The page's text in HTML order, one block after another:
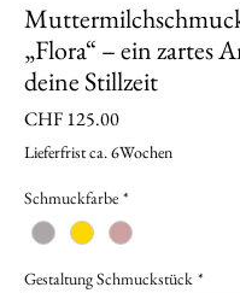
„Flora“ – ein zartes
deine Stillzeit
CHF 125.00Preis
Lieferfrist ca. 6Wochen
Schmuckfarbe *
Gestaltung Schmuckstück *